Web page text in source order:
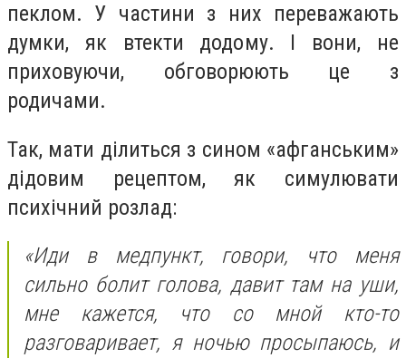
пеклом. У частини з них переважають
думки, як втекти додому. І вони, не
приховуючи, обговорюють це з
родичами.
Так, мати ділиться з сином «афганським»
дідовим рецептом, як симулювати
психічний розлад:
«Иди в медпункт, говори, что меня
сильно болит голова, давит там на уши,
мне кажется, что со мной кто-то
разговаривает, я ночью просыпаюсь, и